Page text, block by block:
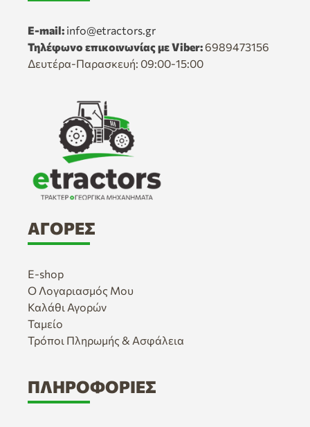
E-mail: info@etractors.gr
Τηλέφωνο επικοινωνίας με Viber: 6989473156
Δευτέρα-Παρασκευή: 09:00-15:00
ΑΓΟΡΈΣ
E-shop
Ο Λογαριασμός Μου
Καλάθι Αγορών
Ταμείο
Τρόποι Πληρωμής & Ασφάλεια
ΠΛΗΡΟΦΟΡΊΕΣ